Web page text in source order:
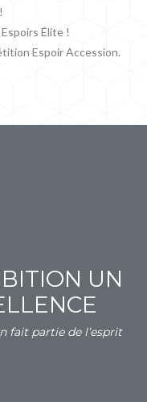
Élite !
Espoir Accession.
UN
fait partie de l’esprit